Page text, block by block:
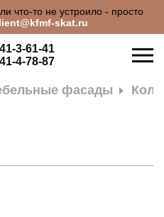
что-то не устроило - просто
skat.ru
3-61-41
4-78-87
фасады